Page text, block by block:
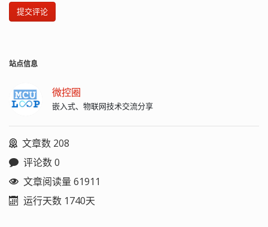
提交评论
站点信息
微控圈
嵌入式、物联网技术交流分享
文章数 208
评论数 0
文章阅读量 61911
运行天数 1740天